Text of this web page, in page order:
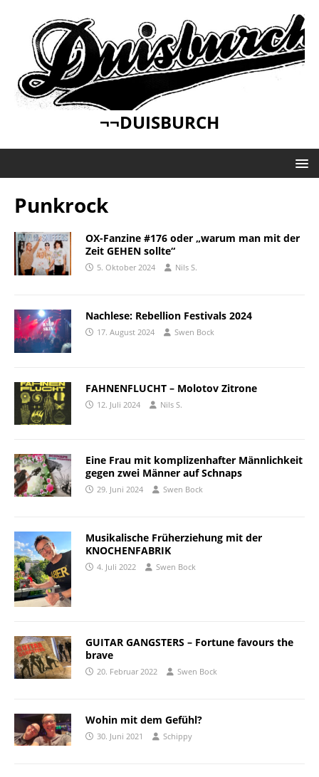
¬¬DUISBURCH
Punkrock
OX-Fanzine #176 oder „warum man mit der
Zeit GEHEN sollte“
5. Oktober 2024 Nils S.
Nachlese: Rebellion Festivals 2024
17. August 2024 Swen Bock
FAHNENFLUCHT – Molotov Zitrone
12. Juli 2024 Nils S.
Eine Frau mit komplizenhafter Männlichkeit
gegen zwei Männer auf Schnaps
29. Juni 2024 Swen Bock
Musikalische Früherziehung mit der
KNOCHENFABRIK
4. Juli 2022 Swen Bock
GUITAR GANGSTERS – Fortune favours the
brave
20. Februar 2022 Swen Bock
Wohin mit dem Gefühl?
30. Juni 2021 Schippy